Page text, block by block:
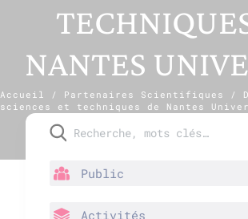
NANTES
Accueil / Partenaires Scientifiques /
sciences et techniques de Nantes